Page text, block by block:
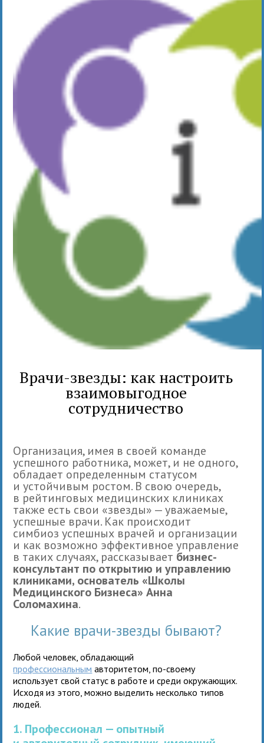
Врачи-звезды: как настроить
взаимовыгодное
сотрудничество
Организация, имея в своей команде
успешного работника, может, и не одного,
обладает определенным статусом
и устойчивым ростом. В свою очередь,
в рейтинговых медицинских клиниках
также есть свои «звезды» — уважаемые,
успешные врачи. Как происходит
симбиоз успешных врачей и организации
и как возможно эффективное управление
в таких случаях, рассказывает бизнес-
консультант по открытию и управлению
клиниками, основатель «Школы
Медицинского Бизнеса» Анна
Соломахина.
Какие врачи-звезды бывают?
Любой человек, обладающий
профессиональным авторитетом, по-своему
использует свой статус в работе и среди окружающих.
Исходя из этого, можно выделить несколько типов
людей.
1. Профессионал — опытный